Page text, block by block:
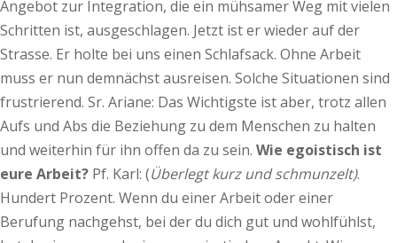
Angebot zur Integration, die ein mühsamer Weg mit vielen
Schritten ist, ausgeschlagen. Jetzt ist er wieder auf der
Strasse. Er holte bei uns einen Schlafsack. Ohne Arbeit
muss er nun demnächst ausreisen. Solche Situationen sind
frustrierend. Sr. Ariane: Das Wichtigste ist aber, trotz allen
Aufs und Abs die Beziehung zu dem Menschen zu halten
und weiterhin für ihn offen da zu sein. Wie egoistisch ist
eure Arbeit? Pf. Karl: (Überlegt kurz und schmunzelt).
Hundert Prozent. Wenn du einer Arbeit oder einer
Berufung nachgehst, bei der du dich gut und wohlfühlst,